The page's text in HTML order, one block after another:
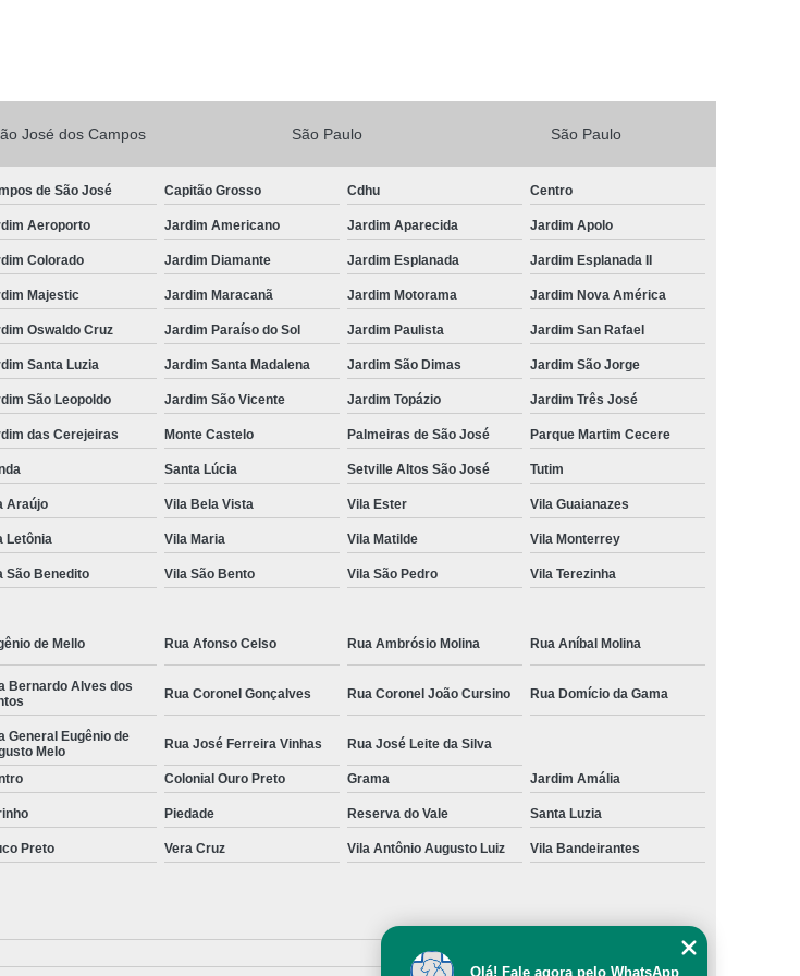
Veterinária 24h
Veterinária 24h Perto de Mim
Veterinário 24 Horas
24 Horas Mais Próximo
Veterinário 24 Horas Perto de Mim
Veterinário 24h
Veterinário 24h Perto de Mim
Veterinario a Preço Popular
Veterinária Popular
Veterinária Popular 24 Horas
Veterinário 24 Horas Popular
Veterinário Popular
Veterinário Popular 24 Horas
Popular 24h
Veterinário Popular Perto de Mim Veterinário Preço Popular
José dos Campos São Paulo São Paulo
de São José Capitão Grosso Cdhu Centro
Aeroporto Jardim Americano Jardim Aparecida Jardim Apolo
Colorado Jardim Diamante Jardim Esplanada Jardim Esplanada II
Majestic Jardim Maracanã Jardim Motorama Jardim Nova América
Oswaldo Cruz Jardim Paraíso do Sol Jardim Paulista Jardim San Rafael
Santa Luzia Jardim Santa Madalena Jardim São Dimas Jardim São Jorge
São Leopoldo Jardim São Vicente Jardim Topázio Jardim Três José
das Cerejeiras Monte Castelo Palmeiras de São José Parque Martim Cecere
Santa Lúcia Setville Altos São José Tutim
Araújo Vila Bela Vista Vila Ester Vila Guaianazes
Letônia Vila Maria Vila Matilde Vila Monterrey
São Benedito Vila São Bento Vila São Pedro Vila Terezinha
de Mello Rua Afonso Celso Rua Ambrósio Molina Rua Aníbal Molina
Bernardo Alves dos
Rua Coronel Gonçalves Rua Coronel João Cursino Rua Domício da Gama
General Eugênio de
Melo
Rua José Ferreira Vinhas Rua José Leite da Silva
Colonial Ouro Preto Grama Jardim Amália
Piedade Reserva do Vale Santa Luzia
Preto Vera Cruz Vila Antônio Augusto Luiz Vila Bandeirantes
Olá! Fale agora pelo WhatsApp